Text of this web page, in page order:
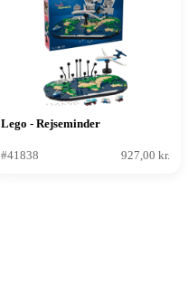
Lego - Rejseminder
#41838 927,00 kr.